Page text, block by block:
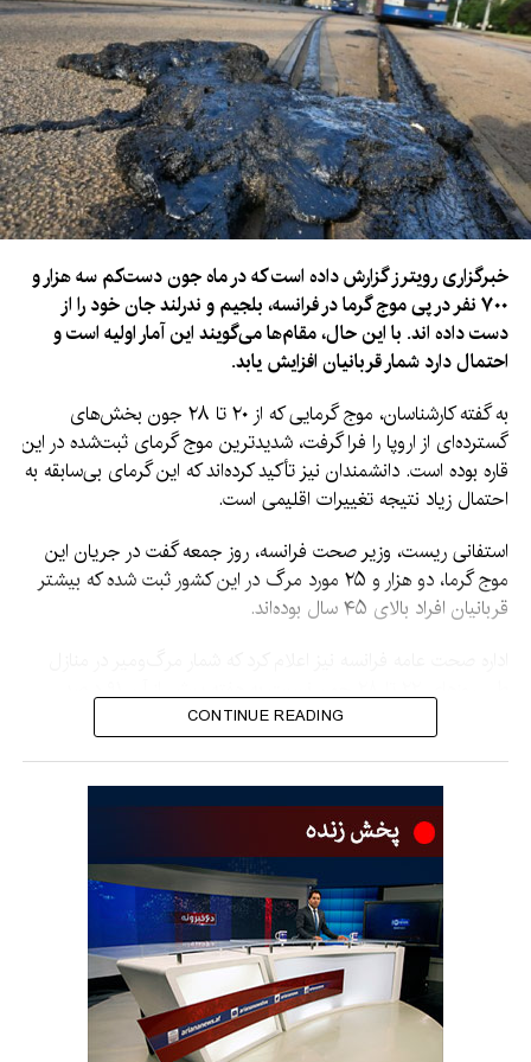
خبرگزاری رویترز گزارش داده است که در ماه جون دست‌کم سه هزار و
۷۰۰ نفر در پی موج گرما در فرانسه، بلجیم و ندرلند جان خود را از
دست داده اند. با این حال، مقام‌ها می‌گویند این آمار اولیه است و
احتمال دارد شمار قربانیان افزایش یابد.
به گفته کارشناسان، موج گرمایی که از ۲۰ تا ۲۸ جون بخش‌های
گسترده‌ای از اروپا را فرا گرفت، شدیدترین موج گرمای ثبت‌شده در این
قاره بوده است. دانشمندان نیز تأکید کرده‌اند که این گرمای بی‌سابقه به
احتمال زیاد نتیجه تغییرات اقلیمی است.
استفانی ریست، وزیر صحت فرانسه، روز جمعه گفت در جریان این
موج گرما، دو هزار و ۲۵ مورد مرگ در این کشور ثبت شده که بیشتر
قربانیان افراد بالای ۴۵ سال بوده‌اند.
طی روزهای ۲۲ تا ۲۸ جون نسبت به هفته پیش از آن ۹۱ درصد
افزایش یافته و مرگ‌ومیر در خانه‌های سالمندان و مراکز صحی نیز
به‌طور چشمگیری بیشتر شده است. این نهاد هشدار داده که آمار نهایی
۸۵ سال سن داشته‌اند و ۱۸۰ نفر نیز زیر ۶۵ سال بوده‌اند. این
وزارتخانه چنین سطحی از مرگ‌ومیر در جریان یک موج گرما را
«بی‌سابقه» خوانده است.
نفر شده که بیشتر آنان افراد بالای سن ۸۰ سال بوده‌اند.
CONTINUE READING